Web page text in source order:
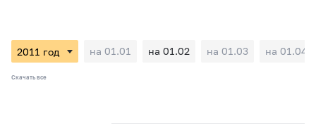
на 01.01 на 01.02 на 01.03 на 01.04
Скачать все